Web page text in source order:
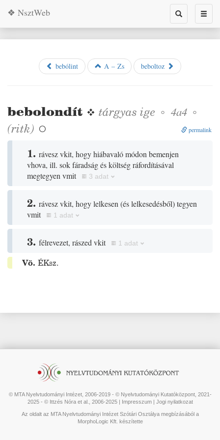
Toggle
search
❖ NsztWeb
bebólint A – Zs beboltoz
bebolondít ❖ tárgyas ige ◦ 4a4 ◦
(ritk)  permalink
1. rávesz vkit, hogy hiábavaló módon bemenjen
vhova, ill. sok fáradság és költség ráfordításával
megtegyen vmit
3 adat
2. rávesz vkit, hogy lelkesen (és lelkesedésből)tegyen
vmit
1 adat
3. félrevezet, rászed vkit 1 adat
Vö. ÉKsz.
© MTA Nyelvtudományi Intézet, 2006-2019 - © Nyelvtudományi Kutatóközpont, 2021-
2025 - © Ittzés Nóra et al., 2006-2025 | Impresszum| Jogi nyilatkozat
Az oldalt az MTA Nyelvtudományi Intézet Szótári Osztálya megbízásából a
MorphoLogic Kft. készítette